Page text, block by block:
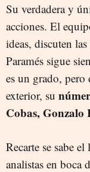
Su verdadera y
acciones. El
ideas, discuten
Paramés sigue
es un grado, pero
exterior, su
Cobas, Gonzalo
Recarte se sabe
analistas en boca